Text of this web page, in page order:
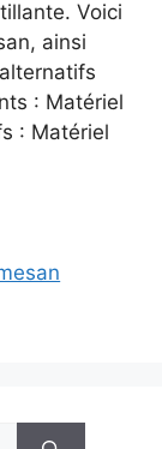
Voici
ainsi
: Matériel
: Matériel